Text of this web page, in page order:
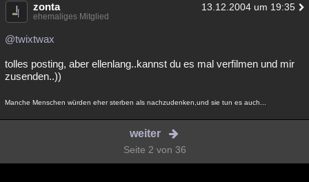
zonta 13.12.2004 um 19:35
ehemaliges Mitglied
@twixtwax
tolles posting, aber ellenlang..kannst du es mal verfilmen und mir
zusenden..))
Manche Menschen würden eher sterben als nachzudenken,und sie tun es auch...
weiter
Seite 2 von 36